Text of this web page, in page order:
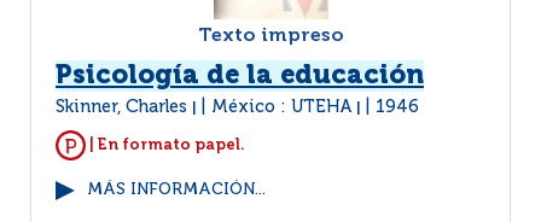
Texto impreso
Psicología de la educación
Skinner, Charles México : UTEHA 1946
| En formato papel.
MÁS INFORMACIÓN...